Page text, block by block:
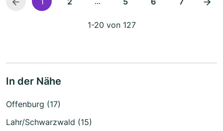
1-20 von 127
In der Nähe
Offenburg (17)
Lahr/Schwarzwald (15)